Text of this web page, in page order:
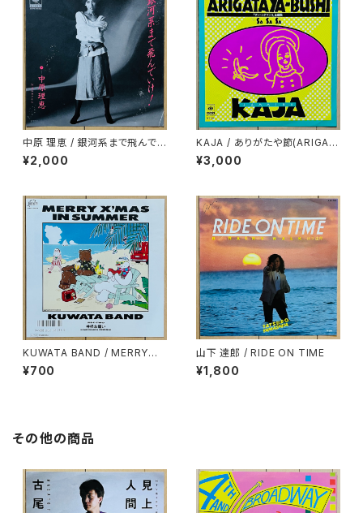
中原 理恵 / 銀河系まで飛んでい
け！
¥2,000
KAJA / ありがたや節(ARIGAT
AYA-BUSHI)
¥3,000
KUWATA BAND / MERRY
X'MAS IN SUMMER
¥700
山下 達郎 / RIDE ON TIME
¥1,800
その他の商品